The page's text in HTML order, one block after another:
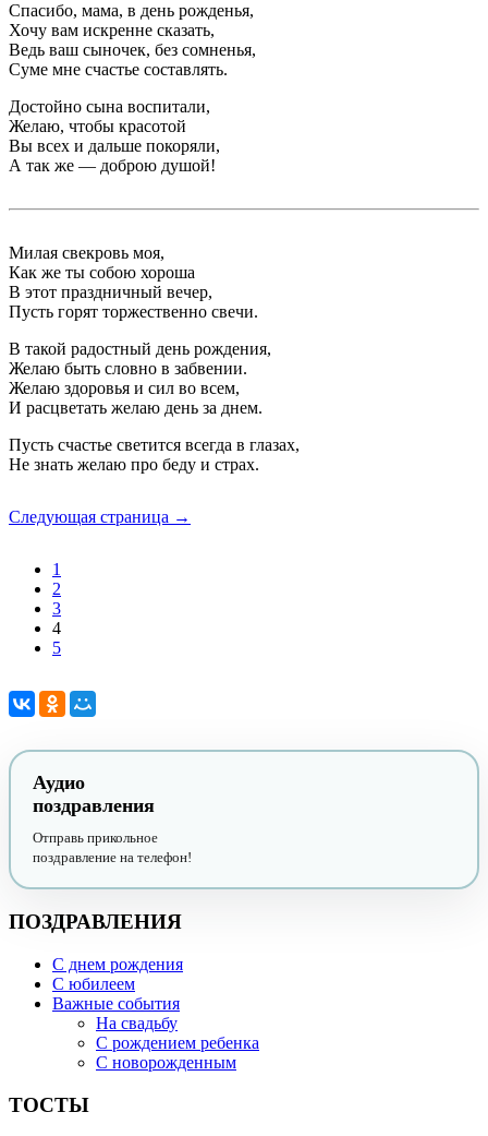
Спасибо, мама, в день рожденья,
Хочу вам искренне сказать,
Ведь ваш сыночек, без сомненья,
Суме мне счастье составлять.
Достойно сына воспитали,
Желаю, чтобы красотой
Вы всех и дальше покоряли,
А так же — доброю душой!
Милая свекровь моя,
Как же ты собою хороша
В этот праздничный вечер,
Пусть горят торжественно свечи.
В такой радостный день рождения,
Желаю быть словно в забвении.
Желаю здоровья и сил во всем,
И расцветать желаю день за днем.
Пусть счастье светится всегда в глазах,
Не знать желаю про беду и страх.
Следующая страница →
1
2
3
4
5
Аудио
поздравления
Отправь прикольное
поздравление на телефон!
ПОЗДРАВЛЕНИЯ
С днем рождения
С юбилеем
Важные события
На свадьбу
С рождением ребенка
С новорожденным
ТОСТЫ